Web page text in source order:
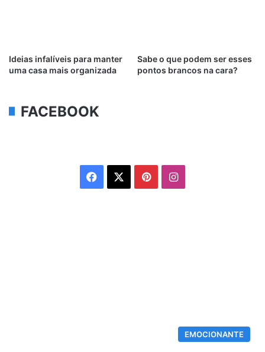
Ideias infalíveis para manter
uma casa mais organizada
Sabe o que podem ser esses
pontos brancos na cara?
FACEBOOK
Facebook PinterestInstagram
EMOCIONANTE